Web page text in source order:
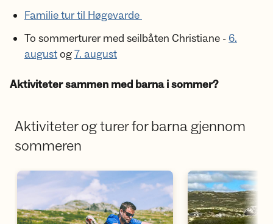
Familie tur til Høgevarde
To sommerturer med seilbåten Christiane - 6.
augustog7. august
Aktiviteter sammen med barna i sommer?
Aktiviteter og turer for barna gjennom
sommeren